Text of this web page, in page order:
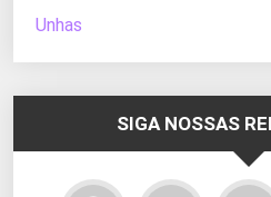
Unhas
SIGA NOSSAS